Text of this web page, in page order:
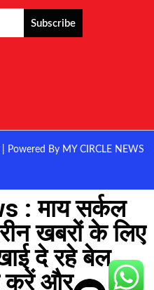
Subscribe
Powered By MY CIRCLE NEWS
: माय सर्कल
खबरों के लिए
दे रहे बेल
करें और